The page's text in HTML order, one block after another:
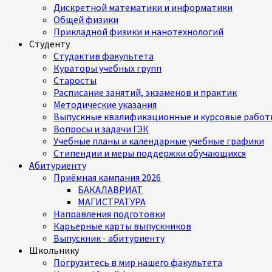
Дискретной математики и информатики
Общей физики
Прикладной физики и нанотехнологий
Студенту
Студактив факультета
Кураторы учебных групп
Старосты
Расписание занятий, экзаменов и практик
Методические указания
Выпускные квалификационные и курсовые
Вопросы и задачи ГЭК
Учебные планы и календарные учебные графики
Стипендии и меры поддержки обучающихся
Абитуриенту
Приёмная кампания 2026
БАКАЛАВРИАТ
МАГИСТРАТУРА
Направления подготовки
Карьерные карты выпускников
Выпускник - абитуриенту
Школьнику
Погрузитесь в мир нашего факультета